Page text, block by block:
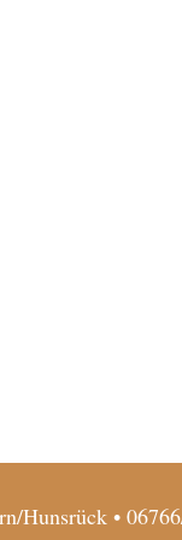
Hunsrück •